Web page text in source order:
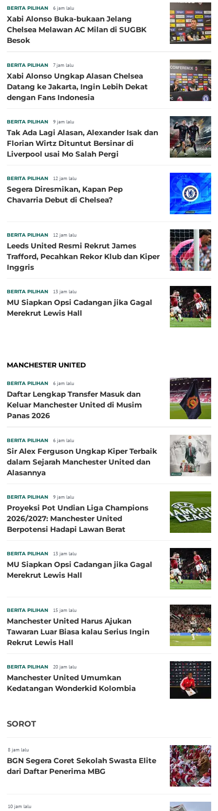
BERITA PILIHAN 6 jam lalu
Xabi Alonso Buka-bukaan Jelang
Chelsea Melawan AC Milan di SUGBK
Besok
BERITA PILIHAN 7 jam lalu
Xabi Alonso Ungkap Alasan Chelsea
Datang ke Jakarta, Ingin Lebih Dekat
dengan Fans Indonesia
BERITA PILIHAN 9 jam lalu
Tak Ada Lagi Alasan, Alexander Isak dan
Florian Wirtz Dituntut Bersinar di
Liverpool usai Mo Salah Pergi
BERITA PILIHAN 12 jam lalu
Segera Diresmikan, Kapan Pep
Chavarria Debut di Chelsea?
BERITA PILIHAN 12 jam lalu
Leeds United Resmi Rekrut James
Trafford, Pecahkan Rekor Klub dan Kiper
Inggris
BERITA PILIHAN 13 jam lalu
MU Siapkan Opsi Cadangan jika Gagal
Merekrut Lewis Hall
MANCHESTER UNITED
BERITA PILIHAN 6 jam lalu
Daftar Lengkap Transfer Masuk dan
Keluar Manchester United di Musim
Panas 2026
BERITA PILIHAN 6 jam lalu
Sir Alex Ferguson Ungkap Kiper Terbaik
dalam Sejarah Manchester United dan
Alasannya
BERITA PILIHAN 9 jam lalu
Proyeksi Pot Undian Liga Champions
2026/2027: Manchester United
Berpotensi Hadapi Lawan Berat
BERITA PILIHAN 13 jam lalu
MU Siapkan Opsi Cadangan jika Gagal
Merekrut Lewis Hall
BERITA PILIHAN 15 jam lalu
Manchester United Harus Ajukan
Tawaran Luar Biasa kalau Serius Ingin
Rekrut Lewis Hall
BERITA PILIHAN 20 jam lalu
Manchester United Umumkan
Kedatangan Wonderkid Kolombia
SOROT
8 jam lalu
BGN Segera Coret Sekolah Swasta Elite
dari Daftar Penerima MBG
10 jam lalu